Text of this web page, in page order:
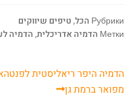
Рубрики הכל,טיפים שיווקים
Метки הדמיה אדריכלית,הדמיה
הדמיה היפר ריאליסטית
מפואר ברמת גן